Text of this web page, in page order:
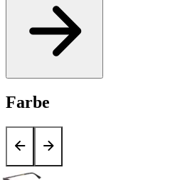
Farbe